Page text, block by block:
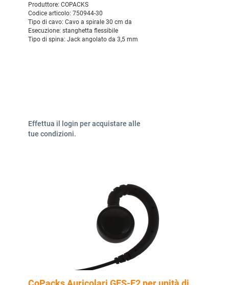
Produttore: COPACKS
Codice articolo: 750944-30
Tipo di cavo: Cavo a spirale 30 cm da
Esecuzione: stanghetta flessibile
Tipo di spina: Jack angolato da 3,5 mm
Effettua il login per acquistare alle
tue condizioni.